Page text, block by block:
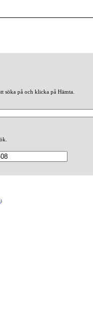
söka på och klicka på Hämta.
)